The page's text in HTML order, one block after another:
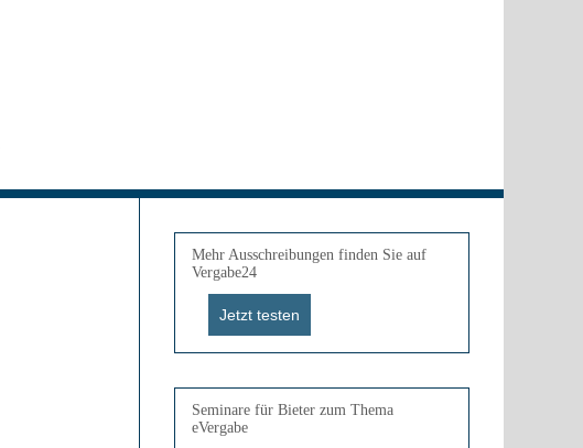
Mehr Ausschreibungen finden Sie auf
Vergabe24
Jetzt testen
Seminare für Bieter zum Thema
eVergabe